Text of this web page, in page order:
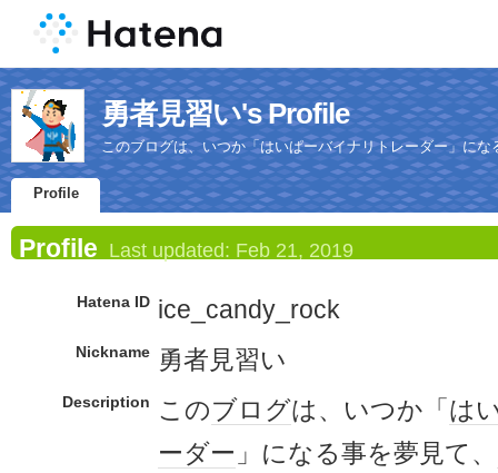
勇者見習い's Profile
このブログは、いつか「はいぱーバイナリトレーダー」に
Profile
Profile Last updated: Feb 21, 2019
Hatena ID ice_candy_rock
Nickname 勇者見習い
Description このブログは、いつか「 は
ーダー 」になる事を夢見て、